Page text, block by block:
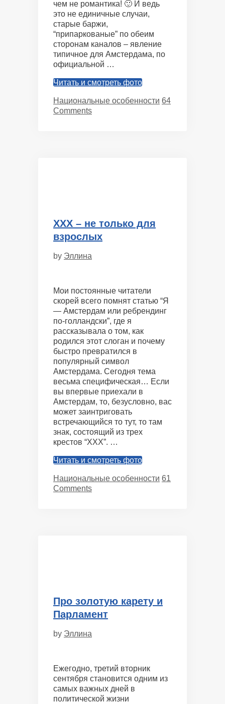
чем не романтика! 🙂 И ведь
это не единичные случаи,
старые баржи,
“припаркованые” по обеим
сторонам каналов – явление
типичное для Амстердама, по
официальной …
Читать и смотреть фото
Categories
Национальные особенности 64
Comments
ХХХ – не только для
взрослых
by Эллина
Мои постоянные читатели
скорей всего помнят статью “Я
— Амстердам или ребрендинг
по-голландски”, где я
рассказывала о том, как
родился этот слоган и почему
быстро превратился в
популярный символ
Амстердама. Сегодня тема
весьма специфическая… Если
вы впервые приехали в
Амстердам, то, безусловно, вас
может заинтриговать
встречающийся то тут, то там
знак, состоящий из трех
крестов “ХХХ”. …
Читать и смотреть фото
Categories
Национальные особенности 61
Comments
Про золотую карету и
Парламент
by Эллина
Ежегодно, третий вторник
сентября становится одним из
самых важных дней в
политической жизни